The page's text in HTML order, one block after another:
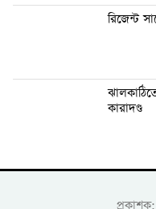
রিজেন্ট
কারাদণ্ড